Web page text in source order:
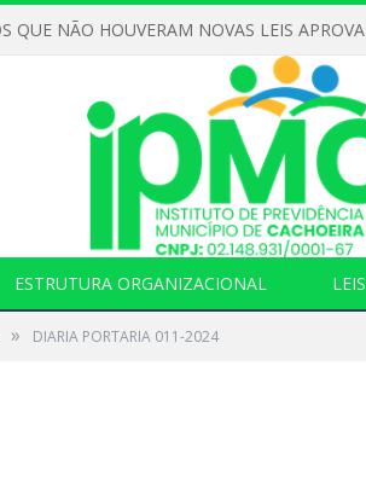
ESTRUTURA ORGANIZACIONAL LEIS
» DIARIA PORTARIA 011-2024